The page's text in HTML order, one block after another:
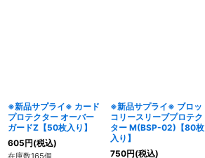
※新品サプライ※ カード
プロテクター オーバー
ガードZ【50枚入り】
605円(税込)
在庫数165個
※新品サプライ※ ブロッ
コリースリーブプロテク
ター M(BSP-02)【80枚
入り】
750円(税込)